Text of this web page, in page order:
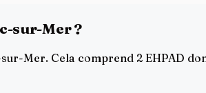
sur-Mer ?
Mer. Cela comprend 2 EHPAD